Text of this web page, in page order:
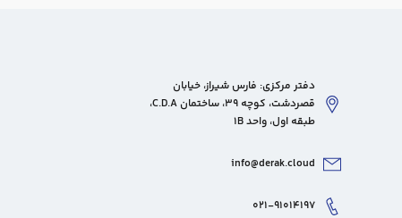
دفتر مرکزی: فارس شیراز، خیابان
قصردشت، کوچه 39، ساختمان C.D.A،
طبقه اول، واحد 1B
info@derak.cloud
۰۲۱-۹۱۰۱۴۱۹۷